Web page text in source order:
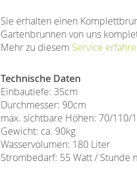
Sie erhalten einen
Gartenbrunnen von uns
Mehr zu diesem Service
Technische Daten
Einbautiefe: 35cm
Durchmesser: 90cm
max. sichtbare Höhen: 70/110/
Gewicht: ca. 90kg
Wasservolumen: 180 Liter
Strombedarf: 55 Watt / Stunde